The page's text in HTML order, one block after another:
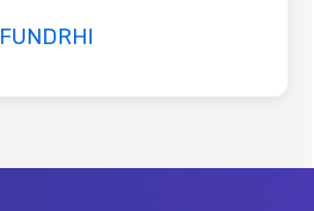
FUNDRHI